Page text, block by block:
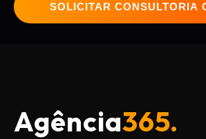
SOLICITAR CONSULTORIA
Agência365.